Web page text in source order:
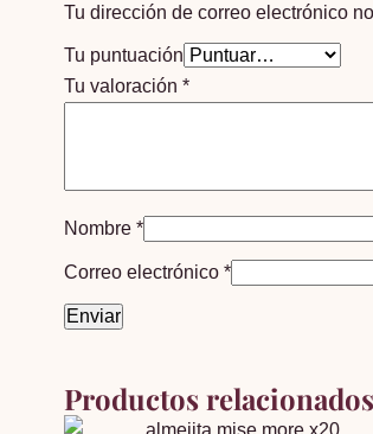
Tu dirección de correo electrónico
Tu puntuación
Tu valoración *
Nombre *
Correo electrónico *
Productos relacionados